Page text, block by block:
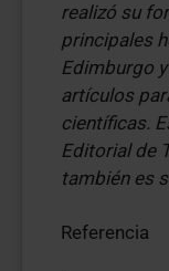
realizó su
principales
Edimburgo
artículos
científicas.
Editorial de
también es
Referencia